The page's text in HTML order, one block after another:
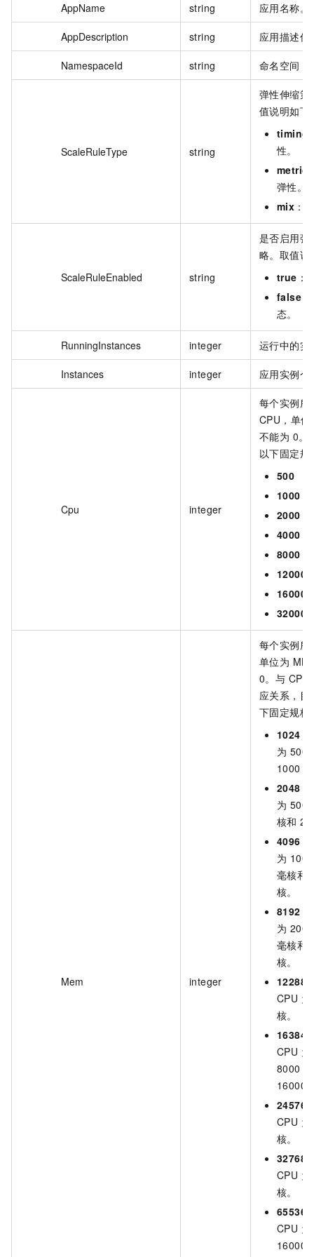
AppName string 应用名称。
AppDescription string 应用描述信
NamespaceId string 命名空间
ScaleRuleType string
弹性伸缩策
值说明如下
timing
性。
metric
弹性。
mix ：
ScaleRuleEnabled string
是否启用弹
略。取值说
true ：
false
态。
RunningInstances integer 运行中的实
Instances integer 应用实例个
Cpu integer
每个实例所
CPU，单位
不能为 0。
以下固定规
500
1000
2000
4000
8000
12000
16000
32000
Mem integer
每个实例所
单位为 MB
0。与 CPU
应关系，目
下固定规格
1024
为 500
1000
2048
为 500
核和
4096
为
毫核和
核。
8192
为
毫核和
核。
12288
CPU
核。
16384
CPU
8000
16000
24576
CPU
核。
32768
CPU
核。
65536
CPU
16000